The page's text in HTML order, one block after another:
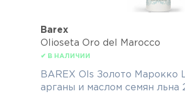
Barex
Olioseta Oro del Marocco
✔ В НАЛИЧИИ
BAREX Ols Золото Марокко
арганы и маслом семян льна